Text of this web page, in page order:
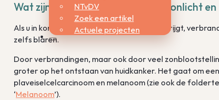
NTvDV
Zoek een artikel
Actuele projecten
Wat zijn de slechte effecten van zonlicht
Als u in korte tijd teveel uv-licht op de huid krijgt,
zelfs blaren.
Door verbrandingen, maar ook door veel
groter op het ontstaan van huidkanker. Het gaat om
plaveiselcelcarcinoom en melanoom (zie ook de
‘Melanoom’).